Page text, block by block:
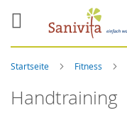
Startseite Fitness
Handtraining